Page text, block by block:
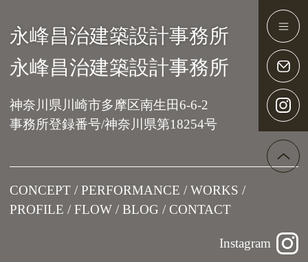
Main Navigation
永峰昌治建築設計事務所
永峰昌治建築設計事務所
神奈川県川崎市多摩区南生田6-6-2
事務所登録番号/神奈川県第18254号
CONCEPT PERFORMANCE
WORKS
PROFILE
FLOW BLOG CONTACT
Instagram